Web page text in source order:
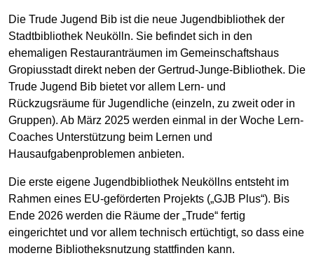
Die Trude Jugend Bib ist die neue Jugendbibliothek der
Stadtbibliothek Neukölln. Sie befindet sich in den
ehemaligen Restauranträumen im Gemeinschaftshaus
Gropiusstadt direkt neben der Gertrud-Junge-Bibliothek. Die
Trude Jugend Bib bietet vor allem Lern- und
Rückzugsräume für Jugendliche (einzeln, zu zweit oder in
Gruppen). Ab März 2025 werden einmal in der Woche Lern-
Coaches Unterstützung beim Lernen und
Hausaufgabenproblemen anbieten.
Die erste eigene Jugendbibliothek Neuköllns entsteht im
Rahmen eines EU-geförderten Projekts („GJB Plus“). Bis
Ende 2026 werden die Räume der „Trude“ fertig
eingerichtet und vor allem technisch ertüchtigt, so dass eine
moderne Bibliotheksnutzung stattfinden kann.